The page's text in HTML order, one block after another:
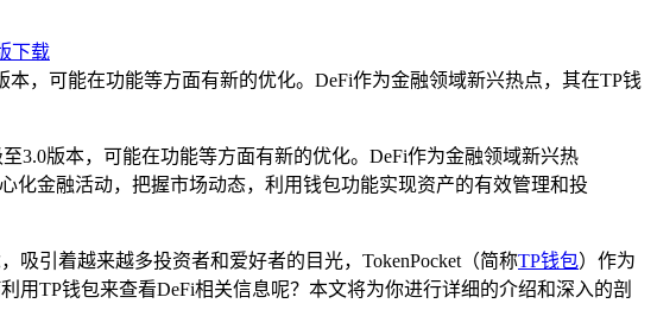
下载
，可能在功能等方面有新的优化。DeFi作为金融领域新兴热点，其在TP钱
3.0版本，可能在功能等方面有新的优化。DeFi作为金融领域新兴热
化金融活动，把握市场动态，利用钱包功能实现资产的有效管理和投
引着越来越多投资者和爱好者的目光，TokenPocket（简称TP钱包）作为
TP钱包来查看DeFi相关信息呢？本文将为你进行详细的介绍和深入的剖